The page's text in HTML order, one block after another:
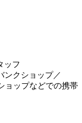
ッフ
ンクショップ／
ョップなどでの携帯